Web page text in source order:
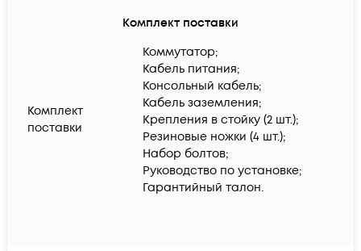
Комплект поставки
Комплект
поставки
Коммутатор;
Кабель питания;
Консольный кабель;
Кабель заземления;
Крепления в стойку (2 шт.);
Резиновые ножки (4 шт.);
Набор болтов;
Руководство по установке;
Гарантийный талон.